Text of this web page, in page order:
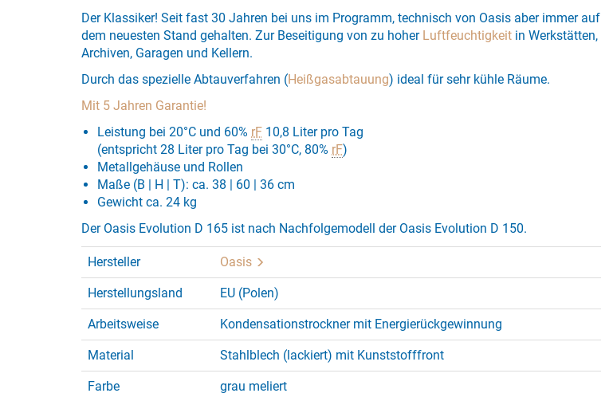
Der Klassiker! Seit fast 30 Jahren bei uns im Programm, technisch von Oasis aber immer auf
dem neuesten Stand gehalten. Zur Beseitigung von zu hoher Luftfeuchtigkeit in Werkstätten,
Archiven, Garagen und Kellern.
Durch das spezielle Abtauverfahren (Heißgasabtauung) ideal für sehr kühle Räume.
Mit 5 Jahren Garantie!
Leistung bei 20°C und 60% rF 10,8 Liter pro Tag
(entspricht 28 Liter pro Tag bei 30°C, 80% rF)
Metallgehäuse und Rollen
Maße (B | H | T): ca. 38 | 60 | 36 cm
Gewicht ca. 24 kg
Der Oasis Evolution D 165 ist nach Nachfolgemodell der Oasis Evolution D 150.
Hersteller Oasis
Herstellungsland EU (Polen)
Arbeitsweise Kondensationstrockner mit Energierückgewinnung
Material Stahlblech (lackiert) mit Kunststofffront
Farbe grau meliert